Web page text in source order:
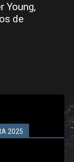
Young,
de
2025